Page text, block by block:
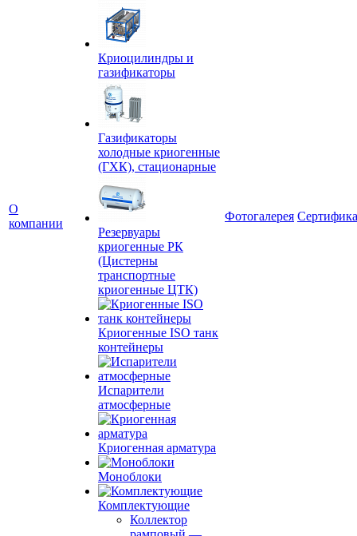
О
компании
Криоцилиндры и
газификаторы
Газификаторы
холодные криогенные
(ГХК), стационарные
Резервуары
криогенные РК
(Цистерны
транспортные
криогенные ЦТК)
Криогенные ISO танк
контейнеры
Испарители
атмосферные
Криогенная арматура
Моноблоки
Комплектующие
Коллектор
Фотогалерея